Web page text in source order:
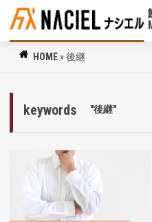
HOME »後継
keywords "後継"